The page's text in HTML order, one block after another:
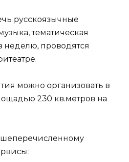
русскоязычные
тематическая
неделю, проводятся
можно организовать в
230 кв.метров на